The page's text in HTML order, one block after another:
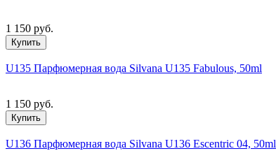
1 150 руб.
Купить
U135 Парфюмерная вода Silvana U135 Fabulous, 50ml
1 150 руб.
Купить
U136 Парфюмерная вода Silvana U136 Escentric 04, 50ml